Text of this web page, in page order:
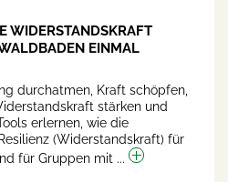
WIDERSTANDSKRAFT
EINMAL
durchatmen, Kraft schöpfen,
stärken und
erlernen, wie die
(Widerstandskraft) für
für Gruppen mit ...